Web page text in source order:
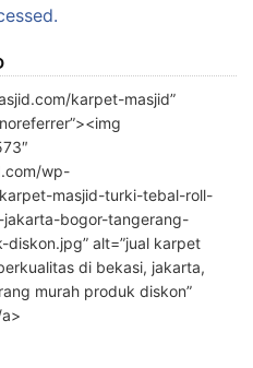
karpet-masjid”
wp-
masjid-turki-tebal-roll-
bogor-tangerang-
alt=”jual karpet
di bekasi, jakarta,
murah produk diskon”